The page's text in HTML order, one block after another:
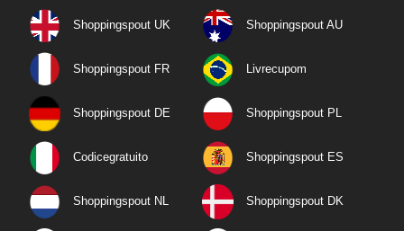
Shoppingspout UK Shoppingspout AU
Shoppingspout FR Livrecupom
Shoppingspout DE Shoppingspout PL
Codicegratuito Shoppingspout ES
Shoppingspout NL Shoppingspout DK